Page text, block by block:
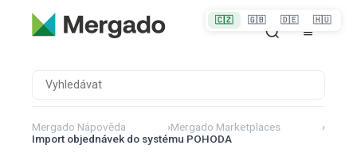
Mergado Nápověda ›Mergado Marketplaces
›
Import objednávek do systému POHODA
🇨🇿 🇬🇧 🇩🇪 🇭🇺